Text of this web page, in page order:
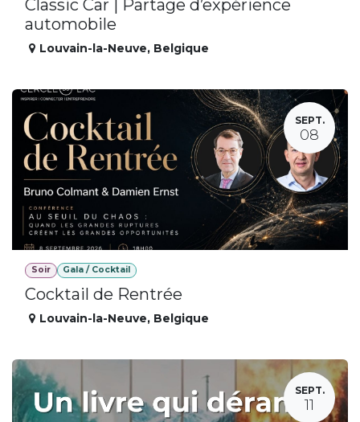
Classic Car | Partage d’expérience
automobile
Louvain-la-Neuve, Belgique
SEPT.
08
Soir Gala / Cocktail
Cocktail de Rentrée
Louvain-la-Neuve, Belgique
SEPT.
11